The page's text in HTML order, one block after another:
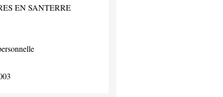
EN SANTERRE